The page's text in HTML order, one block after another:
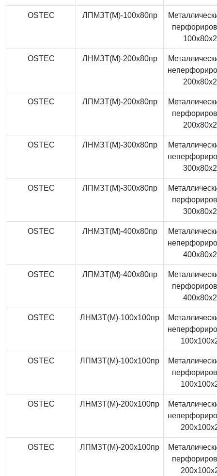
OSTEC ЛПМЗТ(М)-100x80пр
OSTEC ЛНМЗТ(М)-200x80пр
OSTEC ЛПМЗТ(М)-200x80пр
OSTEC ЛНМЗТ(М)-300x80пр
OSTEC ЛПМЗТ(М)-300x80пр
OSTEC ЛНМЗТ(М)-400x80пр
OSTEC ЛПМЗТ(М)-400x80пр
OSTEC ЛНМЗТ(М)-100x100пр
OSTEC ЛПМЗТ(М)-100x100пр
OSTEC ЛНМЗТ(М)-200x100пр
OSTEC ЛПМЗТ(М)-200x100пр